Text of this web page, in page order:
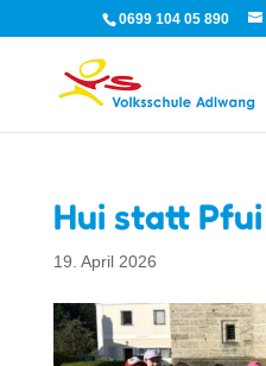
0699 104 05 890
Hui statt Pfui
19. April 2026